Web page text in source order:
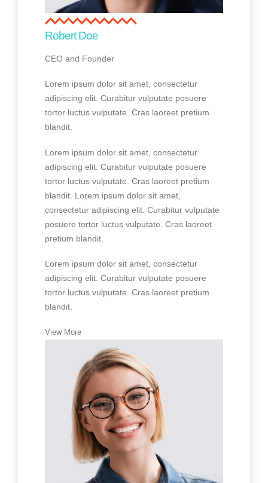
Robert Doe
CEO and Founder
Lorem ipsum dolor sit amet, consectetur
adipiscing elit. Curabitur vulputate posuere
tortor luctus vulputate. Cras laoreet pretium
blandit.
Lorem ipsum dolor sit amet, consectetur
adipiscing elit. Curabitur vulputate posuere
tortor luctus vulputate. Cras laoreet pretium
blandit. Lorem ipsum dolor sit amet,
consectetur adipiscing elit. Curabitur vulputate
posuere tortor luctus vulputate. Cras laoreet
pretium blandit.
Lorem ipsum dolor sit amet, consectetur
adipiscing elit. Curabitur vulputate posuere
tortor luctus vulputate. Cras laoreet pretium
blandit.
View More